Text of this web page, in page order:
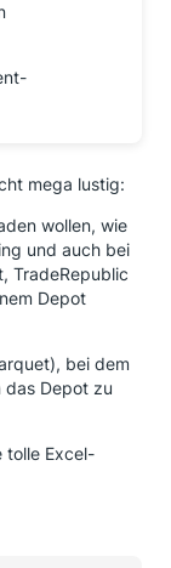
mega lustig:
wollen, wie
und auch bei
TradeRepublic
Depot
bei dem
das Depot zu
tolle Excel-